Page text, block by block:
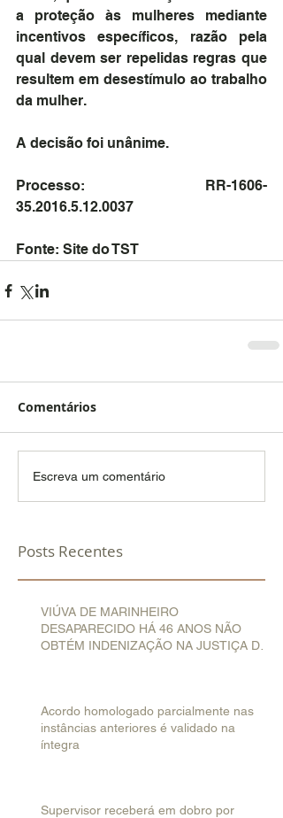
a proteção às mulheres mediante
incentivos específicos, razão pela
qual devem ser repelidas regras que
resultem em desestímulo ao trabalho
da mulher.
A decisão foi unânime.
Processo: RR-1606-
35.2016.5.12.0037
Fonte: Site do TST
Comentários
Escreva um comentário
Posts Recentes
VIÚVA DE MARINHEIRO
DESAPARECIDO HÁ 46 ANOS NÃO
OBTÉM INDENIZAÇÃO NA JUSTIÇA DO
Acordo homologado parcialmente nas
instâncias anteriores é validado na
íntegra
Supervisor receberá em dobro por